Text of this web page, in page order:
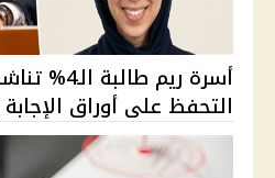
أسرة ريم
التحفظ على أوراق